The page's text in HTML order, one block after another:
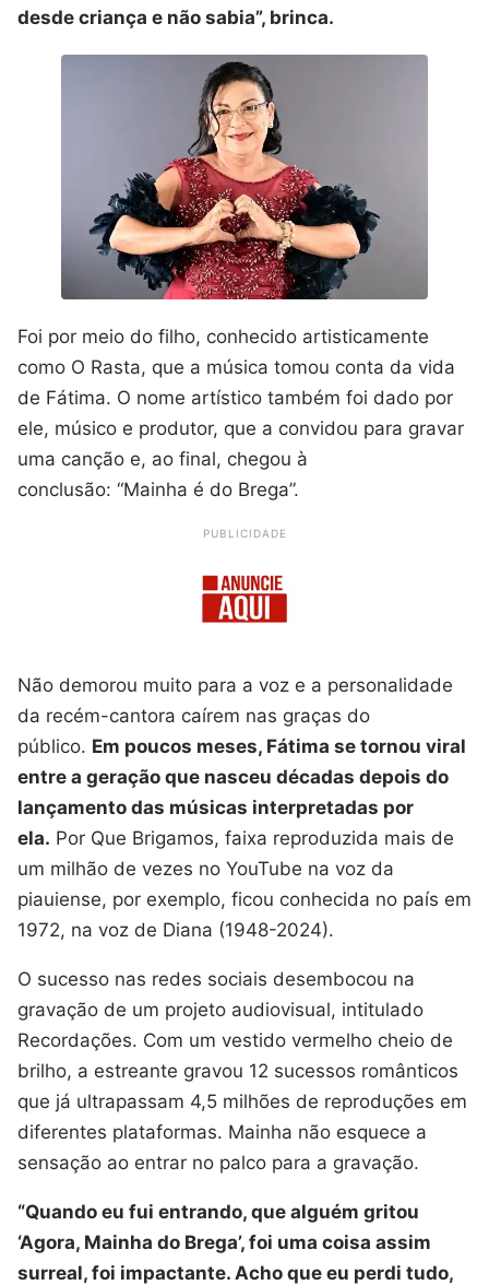
desde criança e não sabia”, brinca.
Foi por meio do filho, conhecido artisticamente
como O Rasta, que a música tomou conta da vida
de Fátima. O nome artístico também foi dado por
ele, músico e produtor, que a convidou para gravar
uma canção e, ao final, chegou à
conclusão: “Mainha é do Brega”.
PUBLICIDADE
Não demorou muito para a voz e a personalidade
da recém-cantora caírem nas graças do
público. Em poucos meses, Fátima se tornou viral
entre a geração que nasceu décadas depois do
lançamento das músicas interpretadas por
ela. Por Que Brigamos, faixa reproduzida mais de
um milhão de vezes no YouTube na voz da
piauiense, por exemplo, ficou conhecida no país em
1972, na voz de Diana (1948-2024).
O sucesso nas redes sociais desembocou na
gravação de um projeto audiovisual, intitulado
Recordações. Com um vestido vermelho cheio de
brilho, a estreante gravou 12 sucessos românticos
que já ultrapassam 4,5 milhões de reproduções em
diferentes plataformas. Mainha não esquece a
sensação ao entrar no palco para a gravação.
“Quando eu fui entrando, que alguém gritou
‘Agora, Mainha do Brega’, foi uma coisa assim
surreal, foi impactante. Acho que eu perdi tudo,